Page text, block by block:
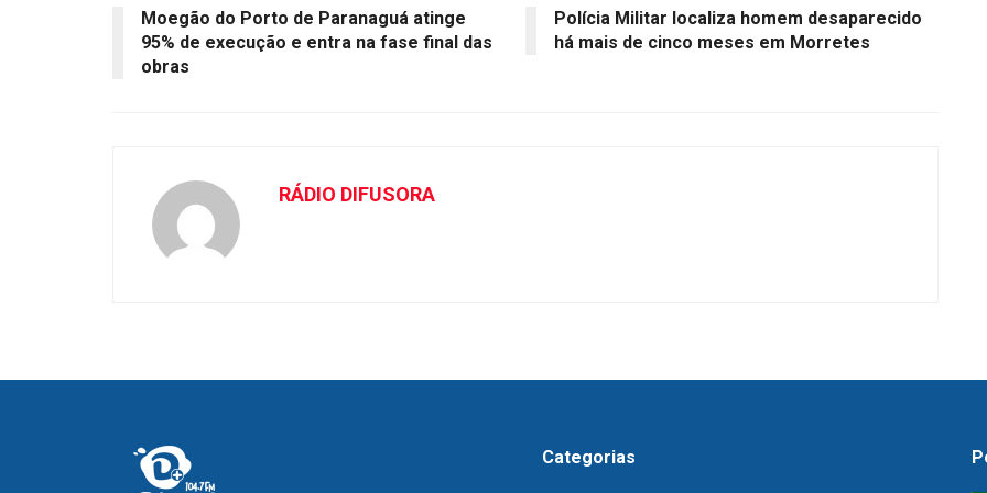
Moegão do Porto de Paranaguá atinge
95% de execução e entra na fase final das
obras
Polícia Militar localiza homem desaparecido
há mais de cinco meses em Morretes
RÁDIO DIFUSORA
Categorias